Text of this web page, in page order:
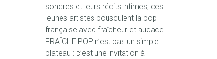
sonores et leurs récits intimes, ces
jeunes artistes bousculent la pop
française avec fraîcheur et audace.
FRAÎCHE POP n’est pas un simple
plateau : c’est une invitation à